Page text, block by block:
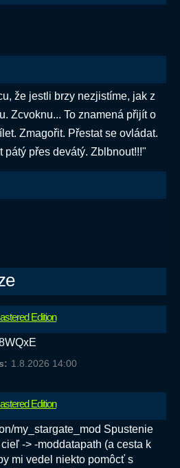
že jestli brzy nezjistíme, jak z
Zcvoknu... To znamená přijít o
Zmagořit. Přestat se ovládat.
pátý přes devátý. Zblbnout!!!"
Edition
1.8.2026 14:00
Edition
my_stargate_mod Spustenie
-> -moddatapath (a cesta k
mi vedel niekto pomôcť s